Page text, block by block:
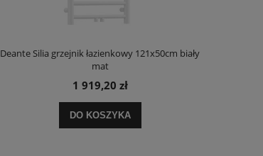
Deante Silia grzejnik łazienkowy 121x50cm biały
mat
1 919,20 zł
DO KOSZYKA